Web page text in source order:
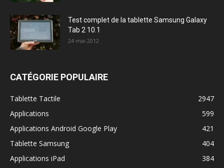
Test complet de la tablette Samsung Galaxy
Tab 2 10.1
24 mai 2012
CATÉGORIE POPULAIRE
Tablette Tactile
2947
Applications
599
Applications Android Google Play
421
Tablette Samsung
404
Applications iPad
384